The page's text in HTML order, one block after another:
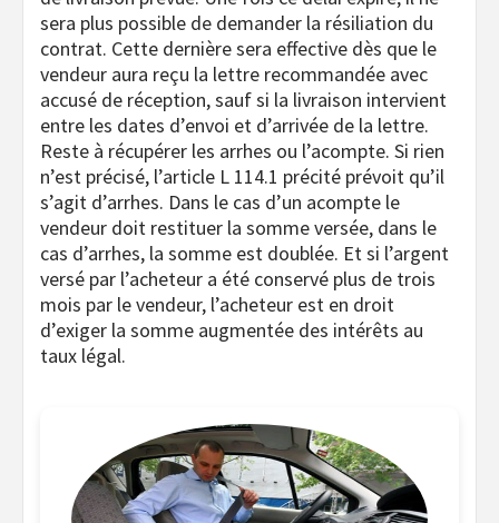
sera plus possible de demander la résiliation du
contrat. Cette dernière sera effective dès que le
vendeur aura reçu la lettre recommandée avec
accusé de réception, sauf si la livraison intervient
entre les dates d’envoi et d’arrivée de la lettre.
Reste à récupérer les arrhes ou l’acompte. Si rien
n’est précisé, l’article L 114.1 précité prévoit qu’il
s’agit d’arrhes. Dans le cas d’un acompte le
vendeur doit restituer la somme versée, dans le
cas d’arrhes, la somme est doublée. Et si l’argent
versé par l’acheteur a été conservé plus de trois
mois par le vendeur, l’acheteur est en droit
d’exiger la somme augmentée des intérêts au
taux légal.